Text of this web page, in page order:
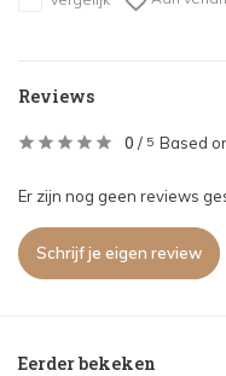
Reviews
0 / 5 Based
Er zijn nog geen reviews
Schrijf je eigen review
Eerder bekeken